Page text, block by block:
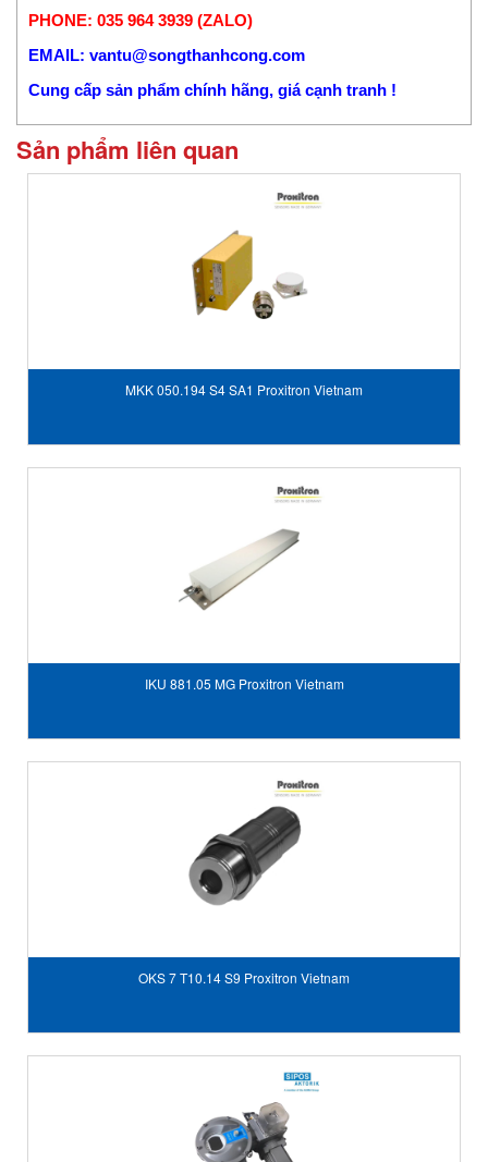
PHONE: 035 964 3939 (ZALO)
EMAIL: vantu@songthanhcong.com
Cung cấp sản phẩm chính hãng, giá cạnh tranh !
Sản phẩm liên quan
MKK 050.194 S4 SA1 Proxitron Vietnam
IKU 881.05 MG Proxitron Vietnam
OKS 7 T10.14 S9 Proxitron Vietnam